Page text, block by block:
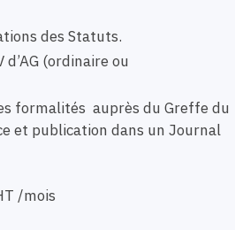
des Statuts.
(ordinaire ou
formalités auprès du Greffe du
et publication dans un Journal
/mois